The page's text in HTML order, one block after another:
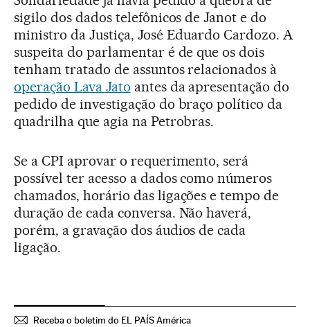
sigilo dos dados telefônicos de Janot e do
ministro da Justiça, José Eduardo Cardozo. A
suspeita do parlamentar é de que os dois
tenham tratado de assuntos relacionados à
operação Lava Jato antes da apresentação do
pedido de investigação do braço político da
quadrilha que agia na Petrobras.
Se a CPI aprovar o requerimento, será
possível ter acesso a dados como números
chamados, horário das ligações e tempo de
duração de cada conversa. Não haverá,
porém, a gravação dos áudios de cada
ligação.
Receba o boletim do EL PAÍS América